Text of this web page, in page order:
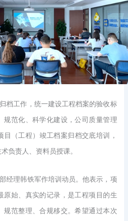
档工作，统一建设工程档案的验收标
规范化、科学化建设，公司质量管理
目（工程）竣工档案归档交底培训，
负责人、资料员授课。
经理韩铁军作培训动员。他表示，项
原始、真实的记录，是工程项目的生
规范整理、合规移交。希望通过本次